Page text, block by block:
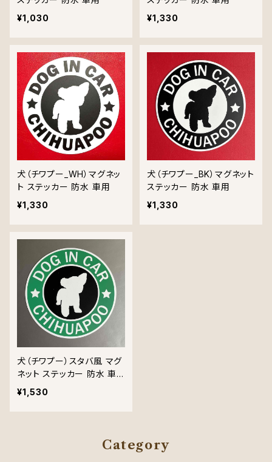
¥1,030
¥1,330
犬（チワプー_WH）マグネッ
ト ステッカー 防水 車用
¥1,330
犬（チワプー_BK）マグネット
ステッカー 防水 車用
¥1,330
犬（チワプー）スタバ風 マグ
ネット ステッカー 防水 車
用
¥1,530
Category